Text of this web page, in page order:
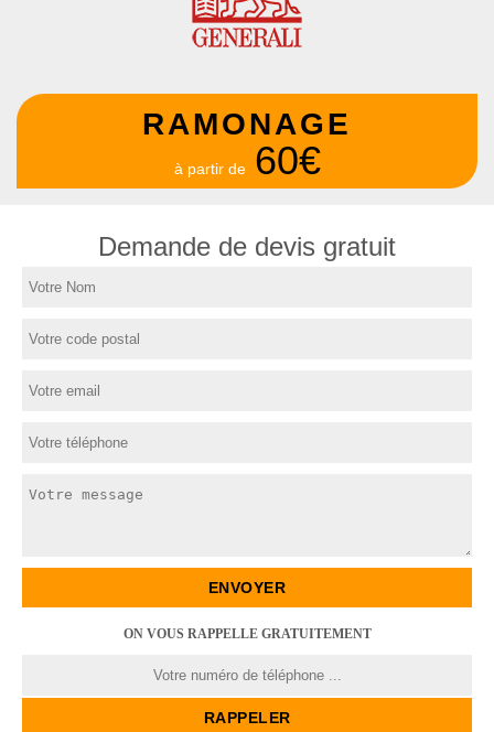
RAMONAGE
à partir de 60€
Demande de devis gratuit
ON VOUS RAPPELLE GRATUITEMENT